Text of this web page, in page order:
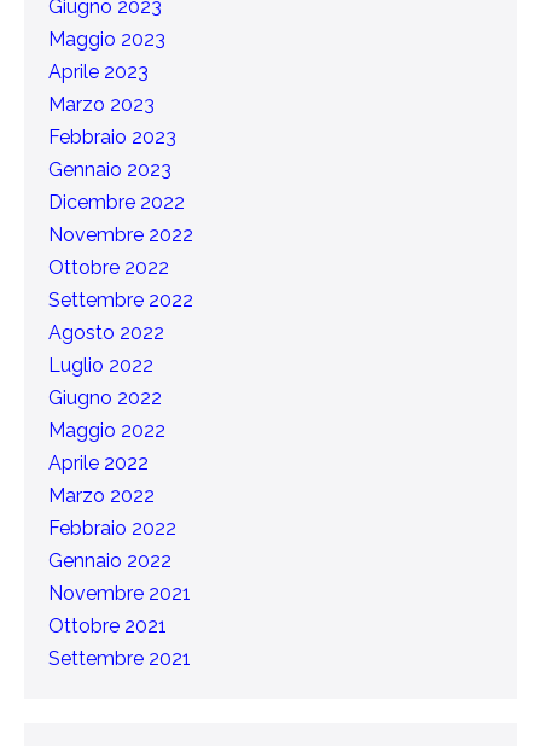
Giugno 2023
Maggio 2023
Aprile 2023
Marzo 2023
Febbraio 2023
Gennaio 2023
Dicembre 2022
Novembre 2022
Ottobre 2022
Settembre 2022
Agosto 2022
Luglio 2022
Giugno 2022
Maggio 2022
Aprile 2022
Marzo 2022
Febbraio 2022
Gennaio 2022
Novembre 2021
Ottobre 2021
Settembre 2021